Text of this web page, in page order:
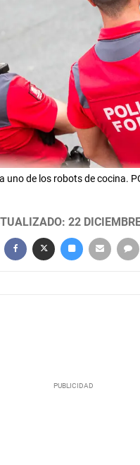
de los robots de cocina.
22